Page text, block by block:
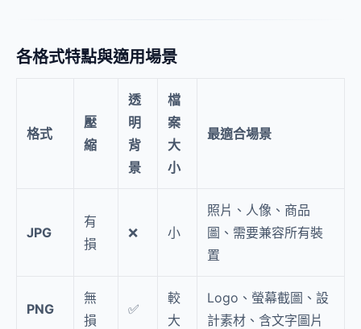
各格式特點與適用場景
格式
壓
縮
透
明
背
景
檔
案
大
小
最適合場景
JPG
有
損
❌ 小
照片、人像、商品
圖、需要兼容所有裝
置
PNG
無
損
✅
較
大
Logo、螢幕截圖、設
計素材、含文字圖片